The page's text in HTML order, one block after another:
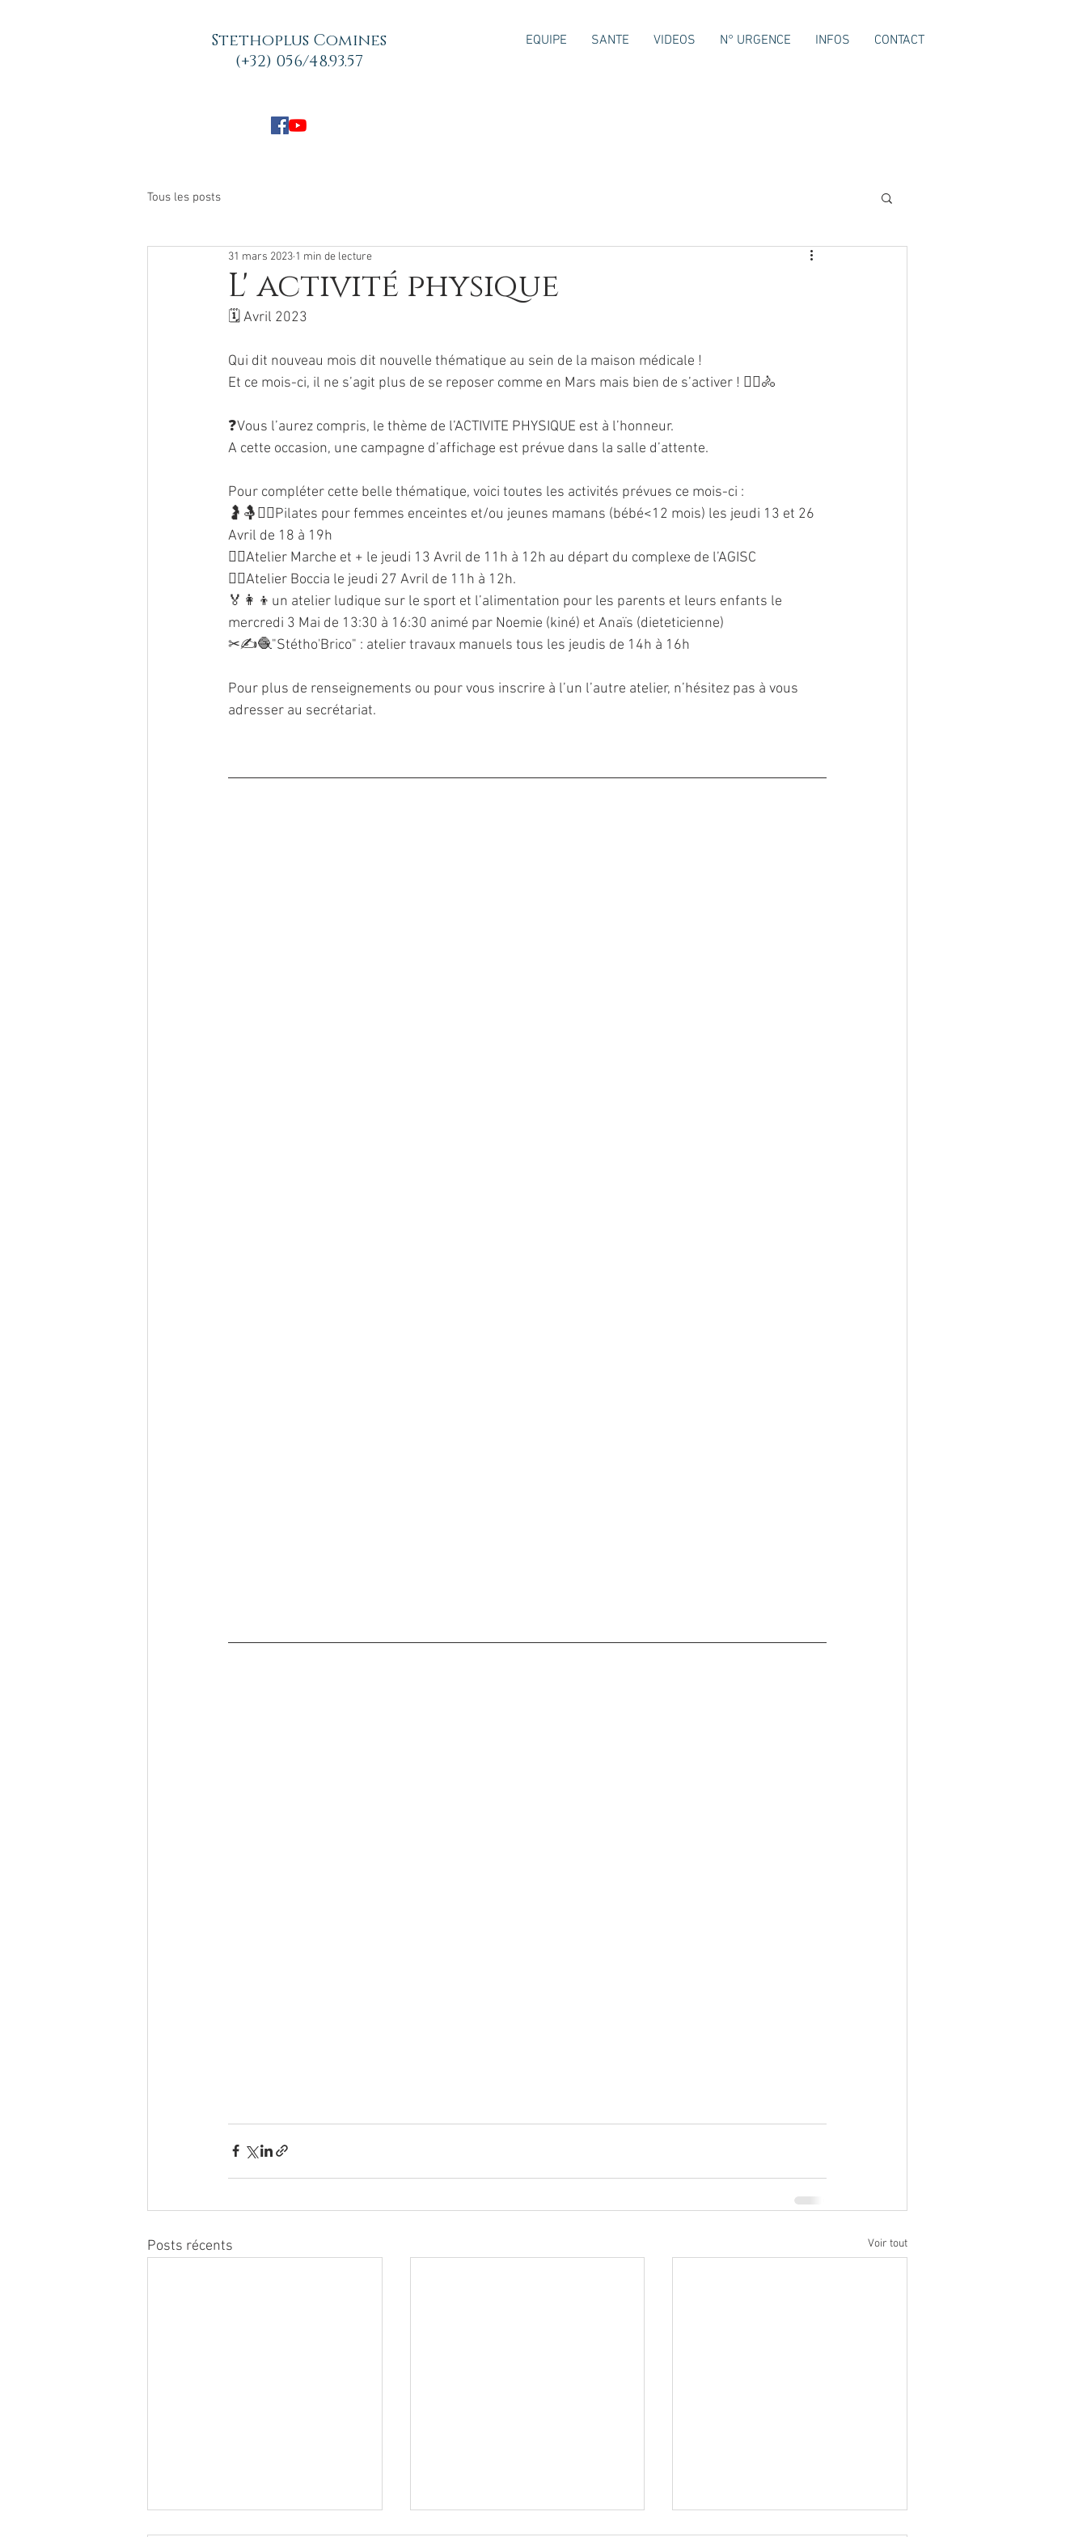
Stethoplus Comines
(+32) 056/48.93.57
EQUIPE SANTE VIDEOS N° URGENCE INFOS CONTACT
Tous les posts
L' activité physique
31 mars 2023 1 min de lecture
🗓 Avril 2023
Qui dit nouveau mois dit nouvelle thématique au sein de la maison médicale !
Et ce mois-ci, il ne s’agit plus de se reposer comme en Mars mais bien de s’activer ! 🤽‍♀️🚴
❓Vous l’aurez compris, le thème de l’ACTIVITE PHYSIQUE est à l’honneur.
A cette occasion, une campagne d’affichage est prévue dans la salle d’attente.
Pour compléter cette belle thématique, voici toutes les activités prévues ce mois-ci :
🤰🤱🧘‍♀️Pilates pour femmes enceintes et/ou jeunes mamans (bébé<12 mois) les jeudi 13 et 26
Avril de 18 à 19h
🚶‍♀️Atelier Marche et + le jeudi 13 Avril de 11h à 12h au départ du complexe de l’AGISC
🤸‍♀️Atelier Boccia le jeudi 27 Avril de 11h à 12h.
🏅👩‍👦un atelier ludique sur le sport et l’alimentation pour les parents et leurs enfants le
mercredi 3 Mai de 13:30 à 16:30 animé par Noemie (kiné) et Anaïs (dieteticienne)
✂✍🧶"Stétho'Brico" : atelier travaux manuels tous les jeudis de 14h à 16h
Pour plus de renseignements ou pour vous inscrire à l’un l’autre atelier, n’hésitez pas à vous
adresser au secrétariat.
Posts récents Voir tout